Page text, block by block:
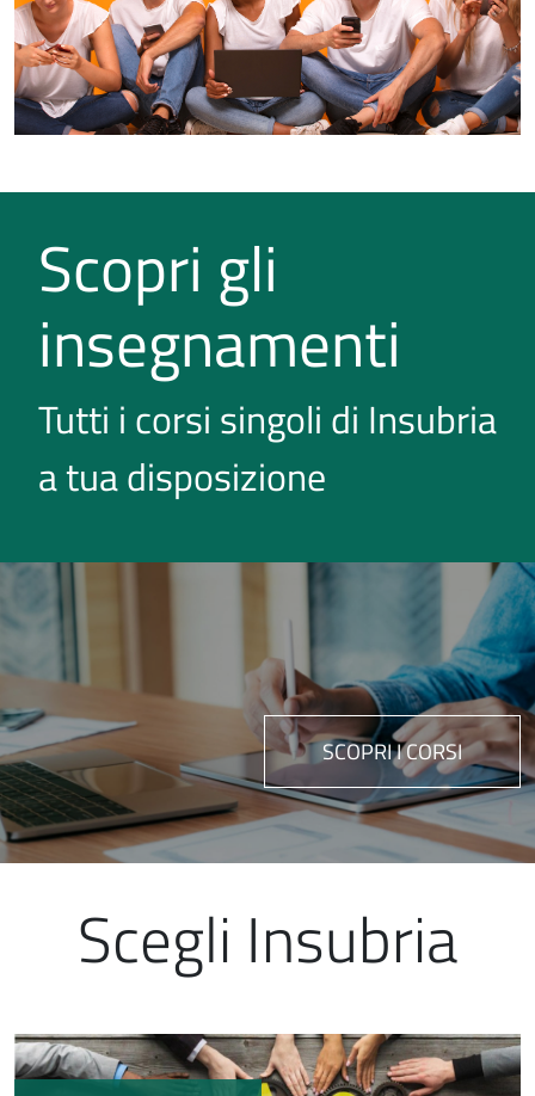
Scopri gli
insegnamenti
Tutti i corsi singoli di Insubria
a tua disposizione
SCOPRI I CORSI
Scegli Insubria
Immagine